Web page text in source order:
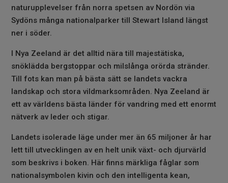
naturupplevelser från norra spetsen av Nordön via
Sydöns många nationalparker till Stewart Island längst
ner i söder.
I Nya Zeeland är det alltid nära till majestätiska,
snöklädda bergstoppar och milslånga orörda stränder.
Till fots kan man på bästa sätt se landets vackra
landskap och stora vildmarksområden. Nya Zeeland är
ett av världens bästa länder för vandring med ett enormt
nätverk av leder och stigar.
Landets isolerade läge under mer än 65 miljoner år har
lett till utvecklingen av en helt unik växt- och djurvärld
som beskrivs i boken. Här finns märkliga fåglar som
nationalsymbolen kivin och den intelligenta kean,